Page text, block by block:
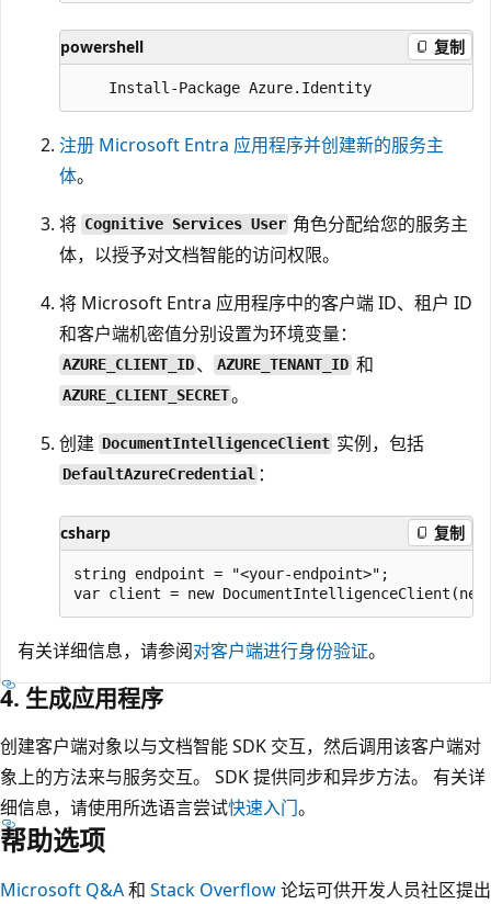
powershell 复制
注册 Microsoft Entra 应用程序并创建新的服务主
体。
将 Cognitive Services User 角色分配给您的服务主
体，以授予对文档智能的访问权限。
将 Microsoft Entra 应用程序中的客户端 ID、租户 ID
和客户端机密值分别设置为环境变量：
AZURE_CLIENT_ID 、 AZURE_TENANT_ID 和
AZURE_CLIENT_SECRET。
创建 DocumentIntelligenceClient 实例，包括
DefaultAzureCredential ：
csharp 复制
string endpoint = "<your-endpoint>";
有关详细信息，请参阅对客户端进行身份验证。
4. 生成应用程序
创建客户端对象以与文档智能 SDK 交互，然后调用该客户端对
象上的方法来与服务交互。 SDK 提供同步和异步方法。 有关详
细信息，请使用所选语言尝试快速入门。
帮助选项
Microsoft Q&A和 Stack Overflow论坛可供开发人员社区提出